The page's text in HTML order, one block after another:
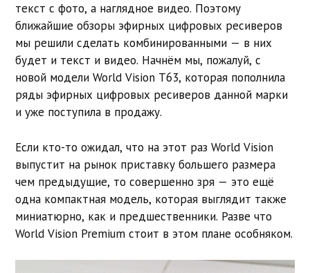
текст с фото, а наглядное видео. Поэтому
ближайшие обзоры эфирных цифровых ресиверов
мы решили сделать комбинированными — в них
будет и текст и видео. Начнём мы, пожалуй, с
новой модели World Vision T63, которая пополнила
ряды эфирных цифровых ресиверов данной марки
и уже поступила в продажу.
Если кто-то ожидал, что на этот раз World Vision
выпустит на рынок приставку большего размера
чем предыдущие, то совершенно зря — это ещё
одна компактная модель, которая выглядит также
миниатюрно, как и предшественники. Разве что
World Vision Premium стоит в этом плане особняком.